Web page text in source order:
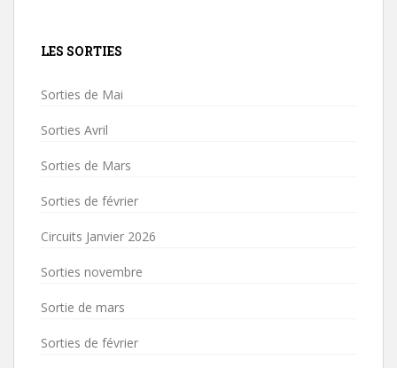
LES SORTIES
Sorties de Mai
Sorties Avril
Sorties de Mars
Sorties de février
Circuits Janvier 2026
Sorties novembre
Sortie de mars
Sorties de février